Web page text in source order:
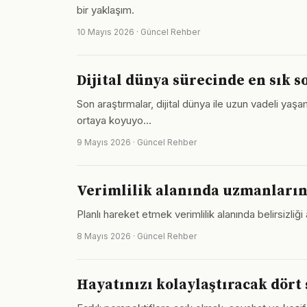
bir yaklaşım.
10 Mayıs 2026 · Güncel Rehber
Dijital dünya sürecinde en sık
Son araştırmalar, dijital dünya ile uzun vadeli
ortaya koyuyo…
9 Mayıs 2026 · Güncel Rehber
Verimlilik alanında
Planlı hareket etmek verimlilik alanında belirsizliği
8 Mayıs 2026 · Güncel Rehber
Hayatınızı kolaylaştıracak